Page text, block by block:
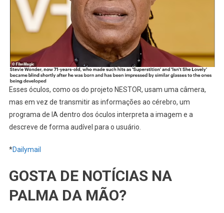
Esses óculos, como os do projeto NESTOR, usam uma câmera,
mas em vez de transmitir as informações ao cérebro, um
programa de IA dentro dos óculos interpreta a imagem e a
descreve de forma audível para o usuário.
*Dailymail
GOSTA DE NOTÍCIAS NA
PALMA DA MÃO?